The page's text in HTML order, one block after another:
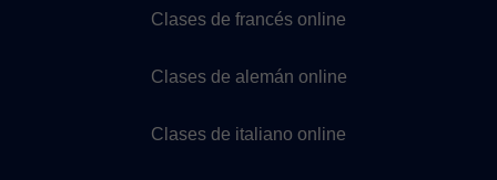
Clases de francés online
Clases de alemán online
Clases de italiano online